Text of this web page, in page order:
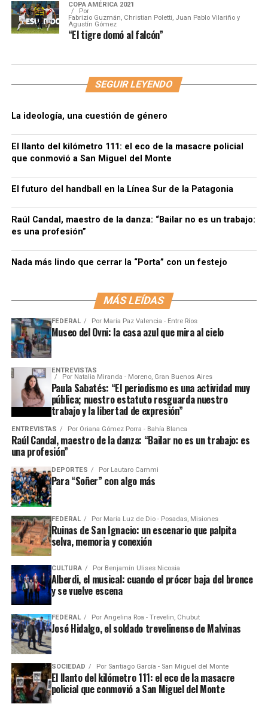
COPA AMÉRICA 2021
Por
Fabrizio Guzmán, Christian Poletti, Juan Pablo Vilariño y
Agustín Gómez
“El tigre domó al falcón”
SEGUIR LEYENDO
La ideología, una cuestión de género
El llanto del kilómetro 111: el eco de la masacre policial
que conmovió a San Miguel del Monte
El futuro del handball en la Línea Sur de la Patagonia
Raúl Candal, maestro de la danza: “Bailar no es un trabajo:
es una profesión”
Nada más lindo que cerrar la “Porta” con un festejo
MÁS LEÍDAS
FEDERAL Por María Paz Valencia - Entre Ríos
Museo del Ovni: la casa azul que mira al cielo
ENTREVISTAS
Por Natalia Miranda - Moreno, Gran Buenos Aires
Paula Sabatés: “El periodismo es una actividad muy
pública; nuestro estatuto resguarda nuestro
trabajo y la libertad de expresión”
ENTREVISTAS Por Oriana Gómez Porra - Bahía Blanca
Raúl Candal, maestro de la danza: “Bailar no es un trabajo: es
una profesión”
DEPORTES Por Lautaro Cammi
Para “Soñer” con algo más
FEDERAL Por María Luz de Dio - Posadas, Misiones
Ruinas de San Ignacio: un escenario que palpita
selva, memoria y conexión
CULTURA Por Benjamín Ulises Nicosia
Alberdi, el musical: cuando el prócer baja del bronce
y se vuelve escena
FEDERAL Por Angelina Roa - Trevelin, Chubut
José Hidalgo, el soldado trevelinense de Malvinas
SOCIEDAD Por Santiago García - San Miguel del Monte
El llanto del kilómetro 111: el eco de la masacre
policial que conmovió a San Miguel del Monte